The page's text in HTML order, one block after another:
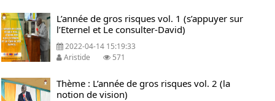
L’année de gros risques vol. 1 (s’appuyer sur
l’Eternel et Le consulter-David)
2022-04-14 15:19:33
Aristide
571
Thème : L’année de gros risques vol. 2 (la
notion de vision)